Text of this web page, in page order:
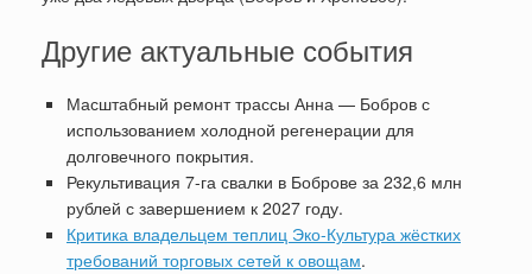
Другие актуальные события
Масштабный ремонт трассы Анна — Бобров с
использованием холодной регенерации для
долговечного покрытия.
Рекультивация 7-га свалки в Боброве за 232,6 млн
рублей с завершением к 2027 году.
Критика владельцем теплиц Эко-Культура жёстких
требований торговых сетей к овощам.